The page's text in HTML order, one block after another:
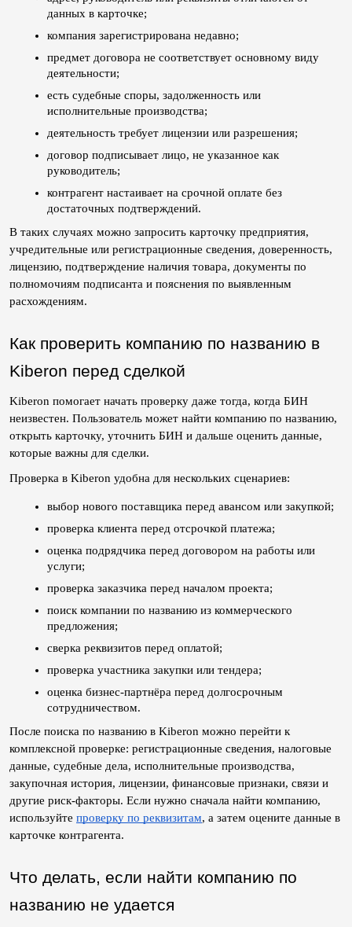
данных в карточке;
компания зарегистрирована недавно;
предмет договора не соответствует основному виду
деятельности;
есть судебные споры, задолженность или
исполнительные производства;
деятельность требует лицензии или разрешения;
договор подписывает лицо, не указанное как
руководитель;
контрагент настаивает на срочной оплате без
достаточных подтверждений.
В таких случаях можно запросить карточку предприятия,
учредительные или регистрационные сведения, доверенность,
лицензию, подтверждение наличия товара, документы по
полномочиям подписанта и пояснения по выявленным
расхождениям.
Как проверить компанию по названию в
Kiberon перед сделкой
Kiberon помогает начать проверку даже тогда, когда БИН
неизвестен. Пользователь может найти компанию по названию,
открыть карточку, уточнить БИН и дальше оценить данные,
которые важны для сделки.
Проверка в Kiberon удобна для нескольких сценариев:
выбор нового поставщика перед авансом или закупкой;
проверка клиента перед отсрочкой платежа;
оценка подрядчика перед договором на работы или
услуги;
проверка заказчика перед началом проекта;
поиск компании по названию из коммерческого
предложения;
сверка реквизитов перед оплатой;
проверка участника закупки или тендера;
оценка бизнес-партнёра перед долгосрочным
сотрудничеством.
После поиска по названию в Kiberon можно перейти к
комплексной проверке: регистрационные сведения, налоговые
данные, судебные дела, исполнительные производства,
закупочная история, лицензии, финансовые признаки, связи и
другие риск-факторы. Если нужно сначала найти компанию,
используйте проверку по реквизитам, а затем оцените данные в
карточке контрагента.
Что делать, если найти компанию по
названию не удается